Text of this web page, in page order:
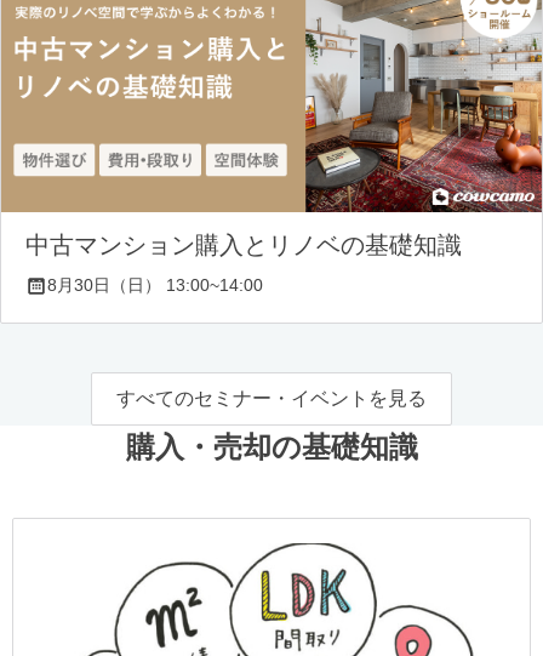
中古マンション購入とリノベの基礎知識
8月30日（日） 13:00~14:00
すべてのセミナー・イベントを見る
購入・売却の基礎知識